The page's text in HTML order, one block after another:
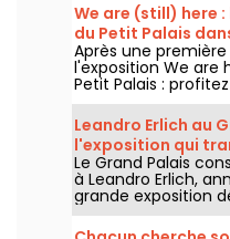
We are (still) here
du Petit Palais
gratuite cet été
Après une
l'exposition We are
Petit Palais :
d'art urbain en
Beaux-Arts.
gratuitement du 20
2026.
Leandro Erlich au
l'exposition qui
sur le réel - nos
Le Grand Palais
à Leandro Erlich,
grande exposition
Europe ! Rendez-
septembre 2026